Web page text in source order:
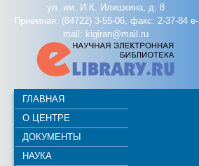
ул. им. И.К. Илишкина, д. 8
Приемная: (84722) 3-55-06, факс: 2-37-84 e-
mail: kigiran@mail.ru
ГЛАВНАЯ
О ЦЕНТРЕ
ДОКУМЕНТЫ
НАУКА